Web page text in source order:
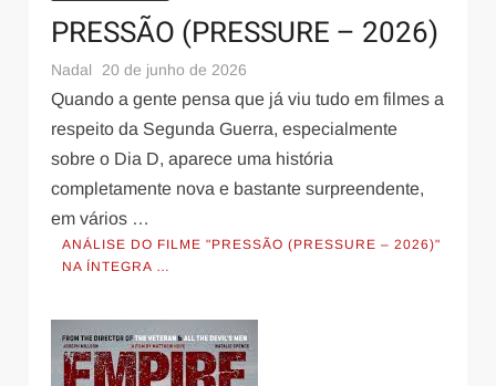
PRESSÃO (PRESSURE – 2026)
Nadal 20 de junho de 2026
Quando a gente pensa que já viu tudo em filmes a
respeito da Segunda Guerra, especialmente
sobre o Dia D, aparece uma história
completamente nova e bastante surpreendente,
em vários …
ANÁLISE DO FILME "PRESSÃO (PRESSURE – 2026)"
NA ÍNTEGRA …